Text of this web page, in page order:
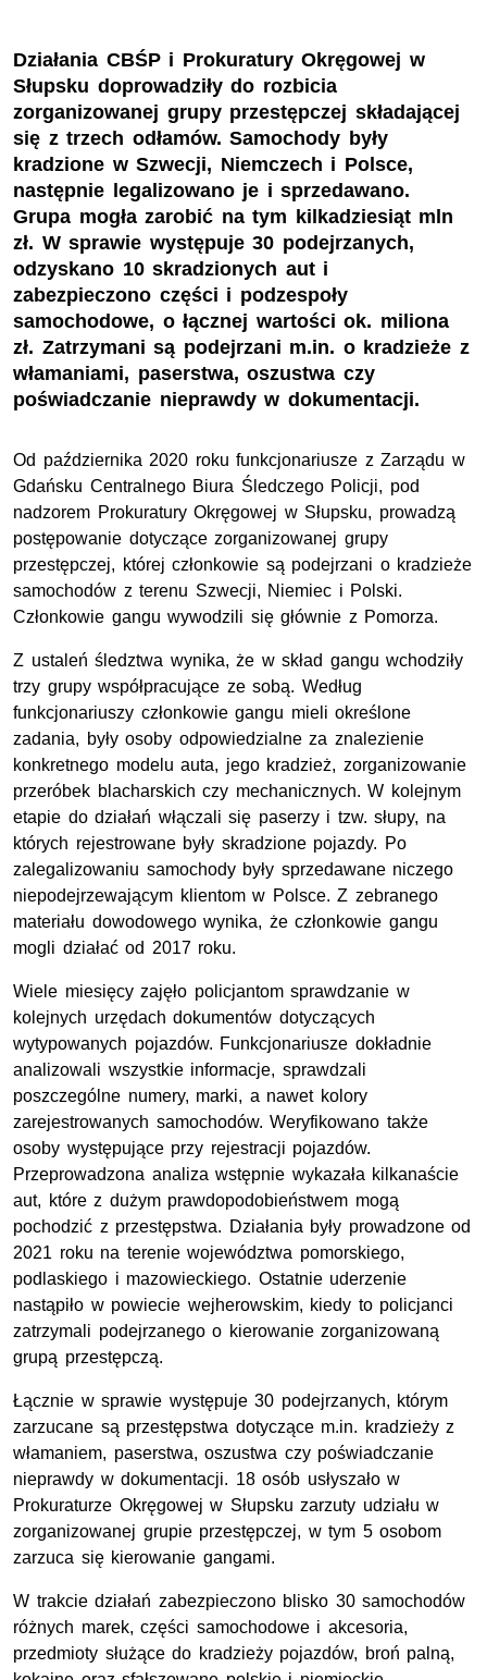
Działania CBŚP i Prokuratury Okręgowej w
Słupsku doprowadziły do rozbicia
zorganizowanej grupy przestępczej składającej
się z trzech odłamów. Samochody były
kradzione w Szwecji, Niemczech i Polsce,
następnie legalizowano je i sprzedawano.
Grupa mogła zarobić na tym kilkadziesiąt mln
zł. W sprawie występuje 30 podejrzanych,
odzyskano 10 skradzionych aut i
zabezpieczono części i podzespoły
samochodowe, o łącznej wartości ok. miliona
zł. Zatrzymani są podejrzani m.in. o kradzieże z
włamaniami, paserstwa, oszustwa czy
poświadczanie nieprawdy w dokumentacji.
Od października 2020 roku funkcjonariusze z Zarządu w
Gdańsku Centralnego Biura Śledczego Policji, pod
nadzorem Prokuratury Okręgowej w Słupsku, prowadzą
postępowanie dotyczące zorganizowanej grupy
przestępczej, której członkowie są podejrzani o kradzieże
samochodów z terenu Szwecji, Niemiec i Polski.
Członkowie gangu wywodzili się głównie z Pomorza.
Z ustaleń śledztwa wynika, że w skład gangu wchodziły
trzy grupy współpracujące ze sobą. Według
funkcjonariuszy członkowie gangu mieli określone
zadania, były osoby odpowiedzialne za znalezienie
konkretnego modelu auta, jego kradzież, zorganizowanie
przeróbek blacharskich czy mechanicznych. W kolejnym
etapie do działań włączali się paserzy i tzw. słupy, na
których rejestrowane były skradzione pojazdy. Po
zalegalizowaniu samochody były sprzedawane niczego
niepodejrzewającym klientom w Polsce. Z zebranego
materiału dowodowego wynika, że członkowie gangu
mogli działać od 2017 roku.
Wiele miesięcy zajęło policjantom sprawdzanie w
kolejnych urzędach dokumentów dotyczących
wytypowanych pojazdów. Funkcjonariusze dokładnie
analizowali wszystkie informacje, sprawdzali
poszczególne numery, marki, a nawet kolory
zarejestrowanych samochodów. Weryfikowano także
osoby występujące przy rejestracji pojazdów.
Przeprowadzona analiza wstępnie wykazała kilkanaście
aut, które z dużym prawdopodobieństwem mogą
pochodzić z przestępstwa. Działania były prowadzone od
2021 roku na terenie województwa pomorskiego,
podlaskiego i mazowieckiego. Ostatnie uderzenie
nastąpiło w powiecie wejherowskim, kiedy to policjanci
zatrzymali podejrzanego o kierowanie zorganizowaną
grupą przestępczą.
Łącznie w sprawie występuje 30 podejrzanych, którym
zarzucane są przestępstwa dotyczące m.in. kradzieży z
włamaniem, paserstwa, oszustwa czy poświadczanie
nieprawdy w dokumentacji. 18 osób usłyszało w
Prokuraturze Okręgowej w Słupsku zarzuty udziału w
zorganizowanej grupie przestępczej, w tym 5 osobom
zarzuca się kierowanie gangami.
W trakcie działań zabezpieczono blisko 30 samochodów
różnych marek, części samochodowe i akcesoria,
przedmioty służące do kradzieży pojazdów, broń palną,